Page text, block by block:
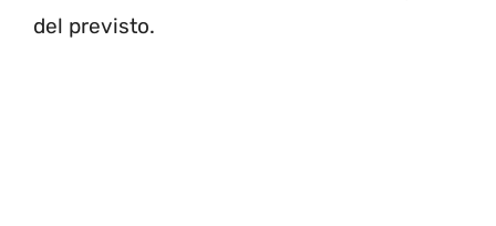
del previsto.